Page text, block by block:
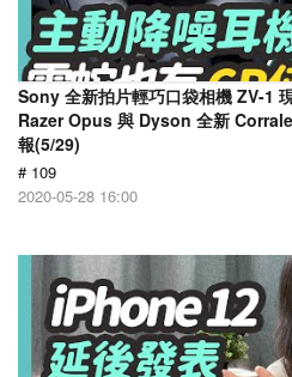
Sony 全新拍片輕巧口袋相機 ZV-1
Razer Opus 與 Dyson 全新
報(5/29)
# 109
2020-05-28 16:00